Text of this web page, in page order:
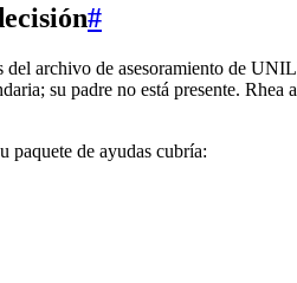
#
del archivo de asesoramiento de
su padre no está presente. Rhea
de ayudas cubría: